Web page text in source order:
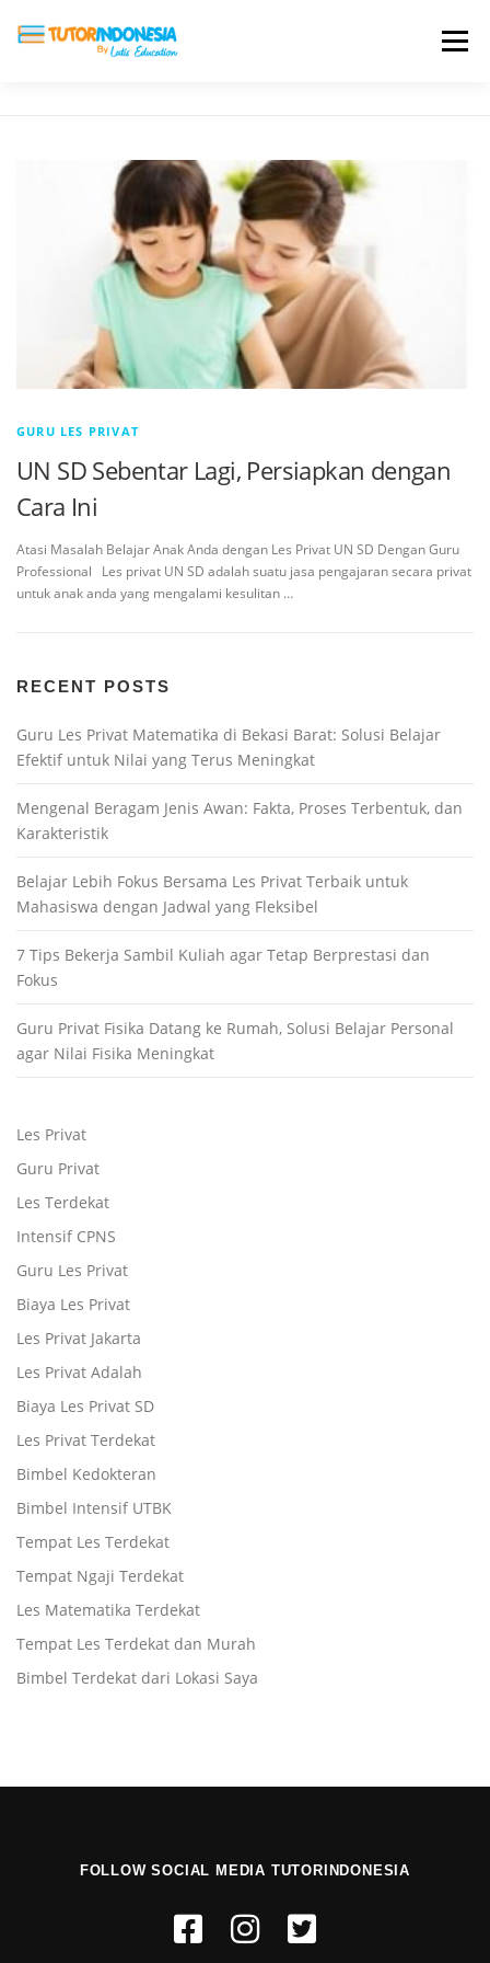
Menu
BIAYA LES TESTIMONI PROFIL ALUMNI
DAFTAR SEKOLAH
GURU LES PRIVAT
UN SD Sebentar Lagi, Persiapkan dengan
Cara Ini
Atasi Masalah Belajar Anak Anda dengan Les Privat UN SD Dengan Guru
Professional Les privat UN SD adalah suatu jasa pengajaran secara privat
untuk anak anda yang mengalami kesulitan …
RECENT POSTS
Guru Les Privat Matematika di Bekasi Barat: Solusi Belajar
Efektif untuk Nilai yang Terus Meningkat
Mengenal Beragam Jenis Awan: Fakta, Proses Terbentuk, dan
Karakteristik
Belajar Lebih Fokus Bersama Les Privat Terbaik untuk
Mahasiswa dengan Jadwal yang Fleksibel
7 Tips Bekerja Sambil Kuliah agar Tetap Berprestasi dan
Fokus
Guru Privat Fisika Datang ke Rumah, Solusi Belajar Personal
agar Nilai Fisika Meningkat
Les Privat
Guru Privat
Les Terdekat
Intensif CPNS
Guru Les Privat
Biaya Les Privat
Les Privat Jakarta
Les Privat Adalah
Biaya Les Privat SD
Les Privat Terdekat
Bimbel Kedokteran
Bimbel Intensif UTBK
Tempat Les Terdekat
Tempat Ngaji Terdekat
Les Matematika Terdekat
Tempat Les Terdekat dan Murah
Bimbel Terdekat dari Lokasi Saya
FOLLOW SOCIAL MEDIA TUTORINDONESIA